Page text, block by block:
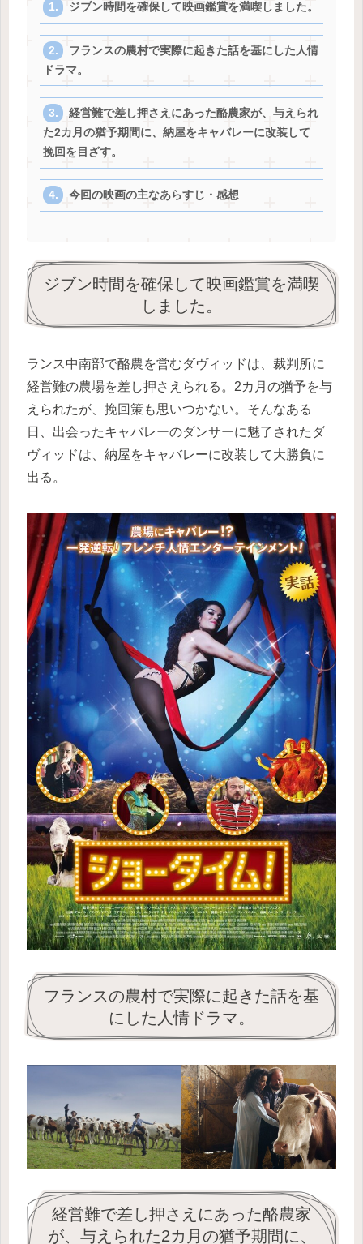
ジブン時間を確保して映画鑑賞を満喫しました。
フランスの農村で実際に起きた話を基にした人情
ドラマ。
経営難で差し押さえにあった酪農家が、与えられ
た2カ月の猶予期間に、納屋をキャバレーに改装して
挽回を目ざす。
今回の映画の主なあらすじ・感想
ジブン時間を確保して映画鑑賞を満喫
しました。
ランス中南部で酪農を営むダヴィッドは、裁判所に
経営難の農場を差し押さえられる。2カ月の猶予を与
えられたが、挽回策も思いつかない。そんなある
日、出会ったキャバレーのダンサーに魅了されたダ
ヴィッドは、納屋をキャバレーに改装して大勝負に
出る。
フランスの農村で実際に起きた話を基
にした人情ドラマ。
経営難で差し押さえにあった酪農家
が、与えられた2カ月の猶予期間に、